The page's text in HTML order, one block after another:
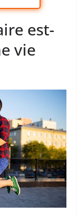
est-
vie